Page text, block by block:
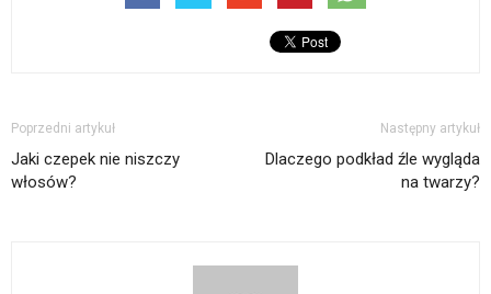
Poprzedni artykuł
Jaki czepek nie niszczy
włosów?
Następny artykuł
Dlaczego podkład źle wygląda
na twarzy?